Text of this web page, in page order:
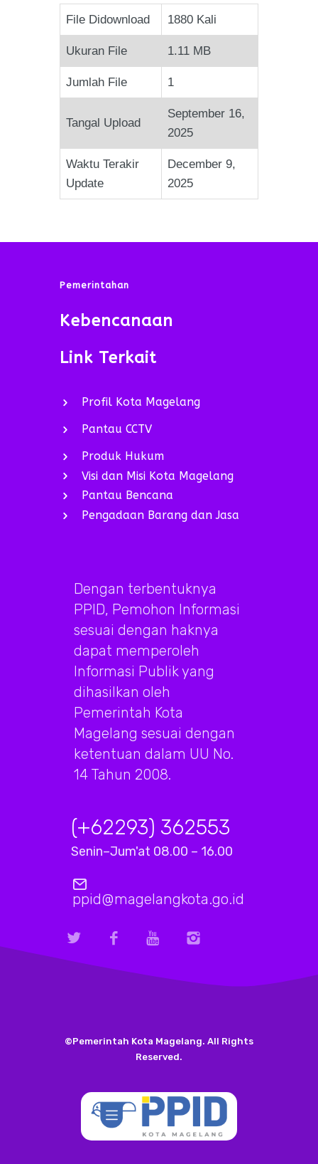
File Didownload 1880 Kali
Ukuran File 1.11 MB
Jumlah File 1
Tangal Upload
September 16,
2025
Waktu Terakir
Update
December 9,
2025
Pemerintahan
Kebencanaan
Link Terkait
Profil Kota Magelang
Pantau CCTV
Produk Hukum
Visi dan Misi Kota Magelang
Pantau Bencana
Pengadaan Barang dan Jasa
Dengan terbentuknya
PPID, Pemohon Informasi
sesuai dengan haknya
dapat memperoleh
Informasi Publik yang
dihasilkan oleh
Pemerintah Kota
Magelang sesuai dengan
ketentuan dalam UU No.
14 Tahun 2008.
(+62293) 362553
Senin–Jum'at 08.00 – 16.00
ppid@magelangkota.go.id
©Pemerintah Kota Magelang. All Rights
Reserved.